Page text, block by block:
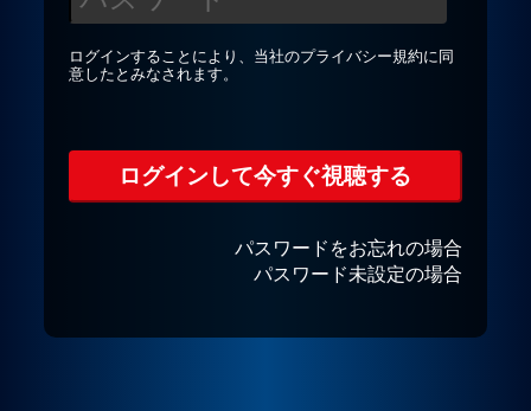
ログインすることにより、当社のプライバシー規約に同
意したとみなされます。
パスワードをお忘れの場合
パスワード未設定の場合